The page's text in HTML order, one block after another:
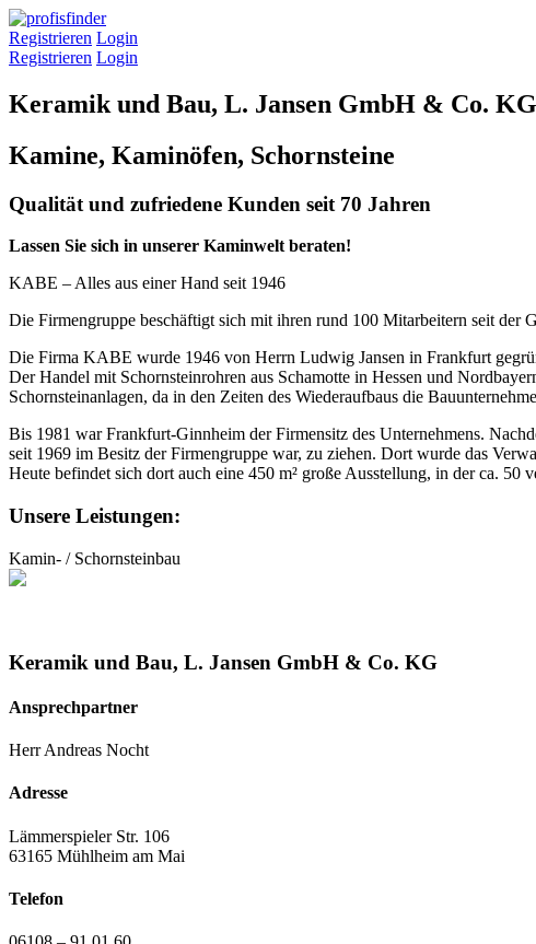
Registrieren Login
Registrieren Login
Keramik und Bau, L. Jansen GmbH & Co. KG
Kamine, Kaminöfen, Schornsteine
Qualität und zufriedene Kunden seit 70 Jahren
Lassen Sie sich in unserer Kaminwelt beraten!
KABE – Alles aus einer Hand seit 1946
Die Firmengruppe beschäftigt sich mit ihren rund 100 Mitarbeitern seit
Die Firma KABE wurde 1946 von Herrn Ludwig Jansen in Frankfurt
Der Handel mit Schornsteinrohren aus Schamotte in Hessen und
Schornsteinanlagen, da in den Zeiten des Wiederaufbaus die
Bis 1981 war Frankfurt-Ginnheim der Firmensitz des Unternehmens.
seit 1969 im Besitz der Firmengruppe war, zu ziehen. Dort wurde das
Heute befindet sich dort auch eine 450 m² große Ausstellung, in der ca.
Unsere Leistungen:
Kamin- / Schornsteinbau
Keramik und Bau, L. Jansen GmbH & Co. KG
Ansprechpartner
Herr Andreas Nocht
Adresse
Lämmerspieler Str. 106
63165 Mühlheim am Mai
Telefon